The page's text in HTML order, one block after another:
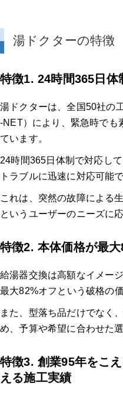
湯ドクターの特徴
特徴1. 24時間365日体
湯ドクターは、全国50社の
-NET）により、緊急時でも
ています。
24時間365日体制で対応し
トラブルに迅速に対応可能で
これは、突然の故障による
というユーザーのニーズに
特徴2. 本体価格が最
給湯器交換は高額なイメー
最大82%オフという破格の
また、型落ち品だけでなく
め、予算や希望に合わせた
特徴3. 創業95年をこ
える施工実績